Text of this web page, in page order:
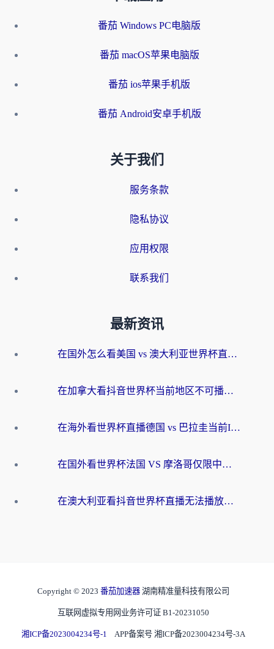
番茄 Windows PC电脑版
番茄 macOS苹果电脑版
番茄 ios苹果手机版
番茄 Android安卓手机版
关于我们
服务条款
隐私协议
应用权限
联系我们
最新资讯
在国外怎么看美国 vs 澳大利亚世界杯直播？海外党必藏的中文解说观赛指南
在加拿大看抖音世界杯当前地区不可播放？海外党体育观赛终极指南
在海外看世界杯直播德国 vs 巴拉圭当前IP受限制？这篇指南帮你轻松解决地区限制
在国外看世界杯法国 VS 摩洛哥仅限中国大陆？别让地域限制拦下你的欢呼
在澳大利亚看抖音世界杯直播无法播放？海外党体育观赛终极指南来了！
Copyright © 2023 番茄加速器 湖南精准量科技有限公司
互联网虚拟专用网业务许可证 B1-20231050
湘ICP备2023004234号-1 APP备案号 湘ICP备2023004234号-3A